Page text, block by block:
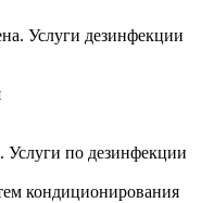
Услуги дезинфекции
Услуги по дезинфекции